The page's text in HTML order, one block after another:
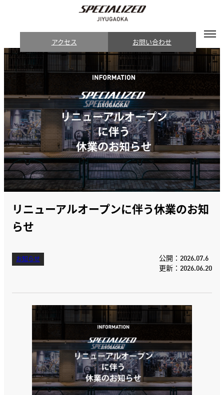
アクセス お問い合わせ
リニューアルオープンに伴う休業のお知
らせ
お知らせ
公開：2026.07.6
更新：2026.06.20